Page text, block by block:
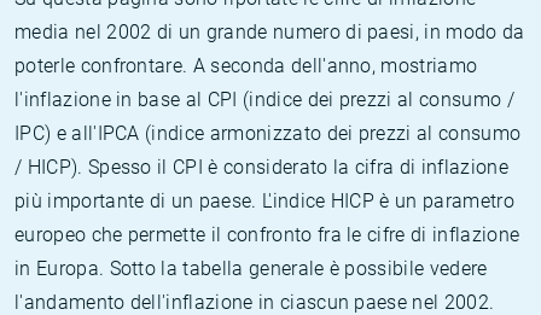
media nel 2002 di un grande numero di paesi, in modo da
poterle confrontare. A seconda dell'anno, mostriamo
l'inflazione in base al CPI (indice dei prezzi al consumo /
IPC) e all'IPCA (indice armonizzato dei prezzi al consumo
/ HICP). Spesso il CPI è considerato la cifra di inflazione
più importante di un paese. L'indice HICP è un parametro
europeo che permette il confronto fra le cifre di inflazione
in Europa. Sotto la tabella generale è possibile vedere
l'andamento dell'inflazione in ciascun paese nel 2002.